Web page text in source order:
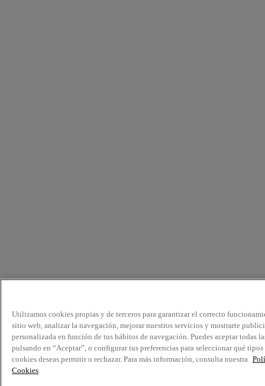
Utilizamos cookies propias y de terceros para garantizar el correcto
sitio web, analizar la navegación, mejorar nuestros servicios y mostrarte
personalizada en función de tus hábitos de navegación. Puedes aceptar todas
pulsando en “Aceptar”, o configurar tus preferencias para seleccionar qué tipos
cookies deseas permitir o rechazar. Para más información, consulta nuestra
Cookies